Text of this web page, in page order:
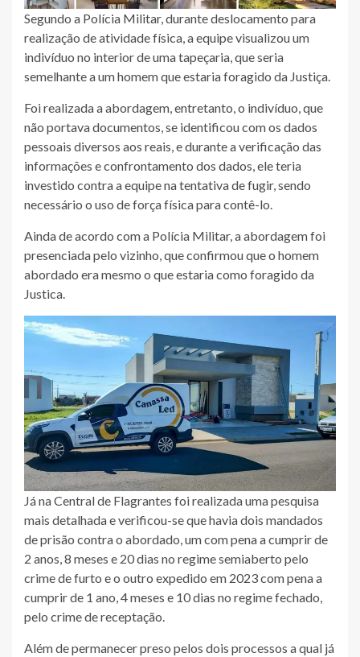
Segundo a Polícia Militar, durante deslocamento para
realização de atividade física, a equipe visualizou um
indivíduo no interior de uma tapeçaria, que seria
semelhante a um homem que estaria foragido da Justiça.
Foi realizada a abordagem, entretanto, o indivíduo, que
não portava documentos, se identificou com os dados
pessoais diversos aos reais, e durante a verificação das
informações e confrontamento dos dados, ele teria
investido contra a equipe na tentativa de fugir, sendo
necessário o uso de força física para contê-lo.
Ainda de acordo com a Polícia Militar, a abordagem foi
presenciada pelo vizinho, que confirmou que o homem
abordado era mesmo o que estaria como foragido da
Justica.
Já na Central de Flagrantes foi realizada uma pesquisa
mais detalhada e verificou-se que havia dois mandados
de prisão contra o abordado, um com pena a cumprir de
2 anos, 8 meses e 20 dias no regime semiaberto pelo
crime de furto e o outro expedido em 2023 com pena a
cumprir de 1 ano, 4 meses e 10 dias no regime fechado,
pelo crime de receptação.
Além de permanecer preso pelos dois processos a qual já